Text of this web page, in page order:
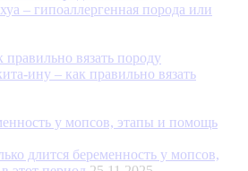
– гипоаллергенная порода или
ину – как правильно вязать
длится беременность у мопсов,